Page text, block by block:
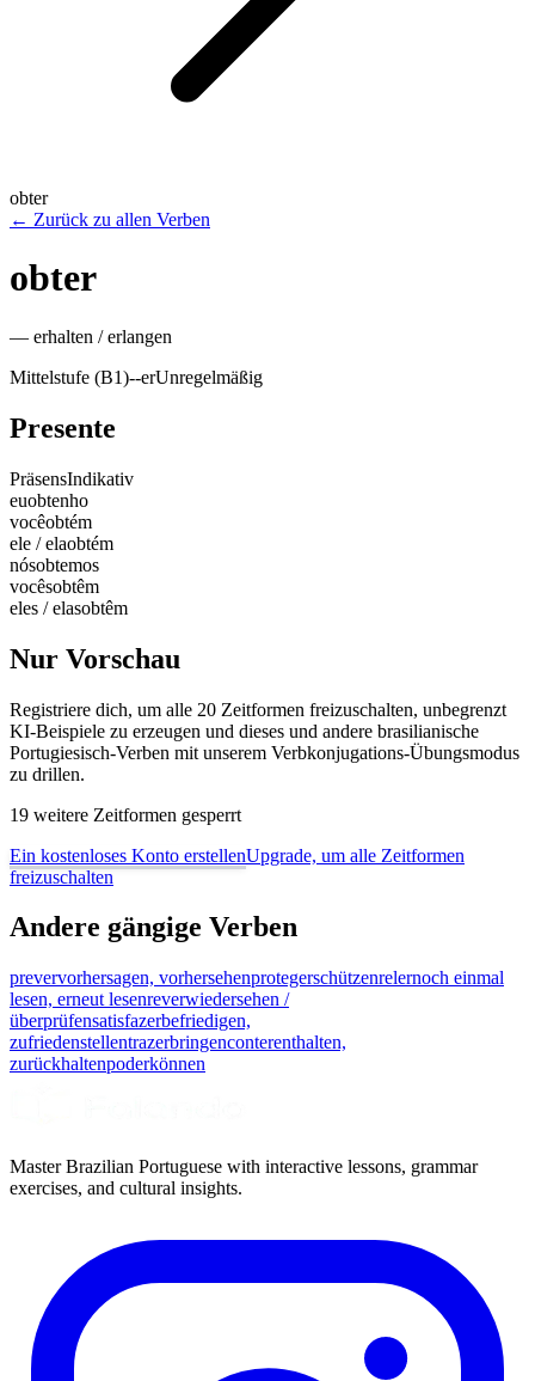
obter
← Zurück zu allen Verben
obter
— erhalten / erlangen
Mittelstufe (B1)--erUnregelmäßig
Presente
PräsensIndikativ
euobtenho
vocêobtém
ele / elaobtém
nósobtemos
vocêsobtêm
eles / elasobtêm
Nur Vorschau
Registriere dich, um alle 20 Zeitformen freizuschalten, unbegrenzt
KI-Beispiele zu erzeugen und dieses und andere brasilianische
Portugiesisch-Verben mit unserem Verbkonjugations-Übungsmodus
zu drillen.
19 weitere Zeitformen gesperrt
Ein kostenloses Konto erstellenUpgrade, um alle Zeitformen
freizuschalten
Andere gängige Verben
prevervorhersagen, vorhersehenprotegerschützenrelernoch einmal
lesen, erneut lesenreverwiedersehen /
überprüfensatisfazerbefriedigen,
zufriedenstellentrazerbringenconterenthalten,
zurückhaltenpoderkönnen
Master Brazilian Portuguese with interactive lessons, grammar
exercises, and cultural insights.